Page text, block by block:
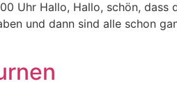
Uhr Hallo, Hallo, schön,
und dann sind alle schon